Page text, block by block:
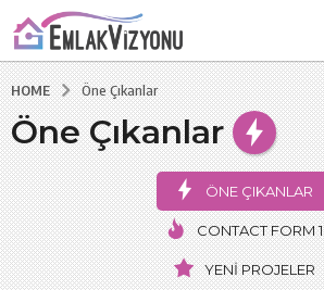
HOME Öne Çıkanlar
Öne Çıkanlar
ÖNE ÇIKANLAR
CONTACT FORM 1
YENI PROJELER